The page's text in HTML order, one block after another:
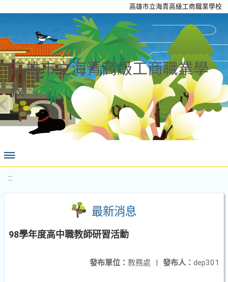
高雄市立海青高級工商職業學校
高雄市立海青高級工商職業學
校
:::
最新消息
98學年度高中職教師研習活動
發布人： dep301
發布單位： 教務處 |